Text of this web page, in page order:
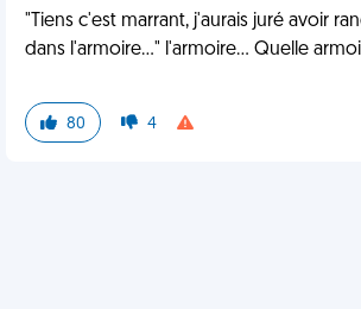
"Tiens c'est marrant, j'aurais juré avoir
dans l'armoire..." l'armoire... Quelle
80 4